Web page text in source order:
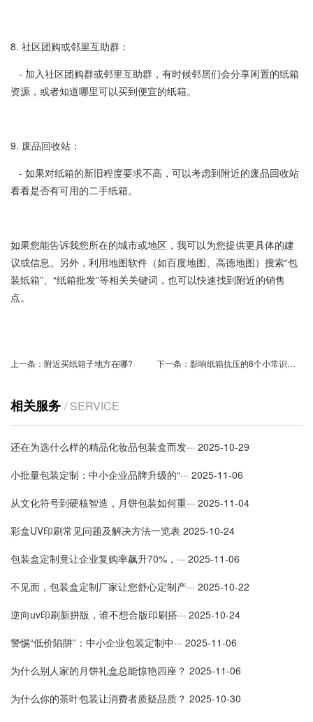
8. 社区团购或邻里互助群：
- 加入社区团购群或邻里互助群，有时候邻居们会分享闲置的纸箱
资源，或者知道哪里可以买到便宜的纸箱。
9. 废品回收站：
- 如果对纸箱的新旧程度要求不高，可以考虑到附近的废品回收站
看看是否有可用的二手纸箱。
如果您能告诉我您所在的城市或地区，我可以为您提供更具体的建
议或信息。另外，利用地图软件（如百度地图、高德地图）搜索“包
装纸箱”、“纸箱批发”等相关关键词，也可以快速找到附近的销售
点。
上一条： 附近买纸箱子地方在哪? 下一条： 影响纸箱抗压的8个小常识是什么？
相关服务 / SERVICE
还在为选什么样的精品化妆品包装盒而发··· 2025-10-29
小批量包装定制：中小企业品牌升级的“··· 2025-11-06
从文化符号到硬核智造，月饼包装如何重··· 2025-11-04
彩盒UV印刷常见问题及解决方法一览表 2025-10-24
包装盒定制竟让企业复购率飙升70%，··· 2025-11-06
不见面，包装盒定制厂家让您舒心定制产··· 2025-10-22
逆向uv印刷新拼版，谁不想合版印刷搭··· 2025-10-24
警惕“低价陷阱”：中小企业包装定制中··· 2025-11-06
为什么别人家的月饼礼盒总能惊艳四座？ 2025-11-06
为什么你的茶叶包装让消费者质疑品质？ 2025-10-30